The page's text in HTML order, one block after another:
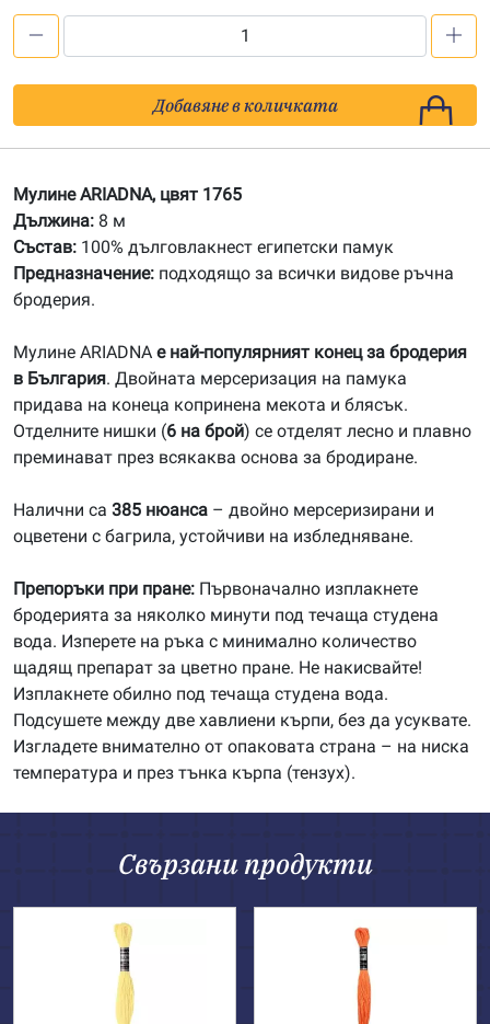
Мулине
АRIADNA
Добавяне в количката
Мулине ARIADNA, цвят 1765
Дължина: 8 м
Състав: 100% дълговлакнест египетски памук
Предназначение: подходящо за всички видове ръчна
бродерия.
Мулине ARIADNA е най-популярният конец за бродерия
в България. Двойната мерсеризация на памука
придава на конеца копринена мекота и блясък.
Отделните нишки (6 на брой) се отделят лесно и плавно
преминават през всякаква основа за бродиране.
Налични са 385 нюанса – двойно мерсеризирани и
оцветени с багрила, устойчиви на избледняване.
Препоръки при пране: Първоначално изплакнете
бродерията за няколко минути под течаща студена
вода. Изперете на ръка с минимално количество
щадящ препарат за цветно пране. Не накисвайте!
Изплакнете обилно под течаща студена вода.
Подсушете между две хавлиени кърпи, без да усуквате.
Изгладете внимателно от опаковата страна – на ниска
температура и през тънка кърпа (тензух).
Свързани продукти